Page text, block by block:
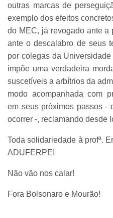
outras marcas de
exemplo dos efeitos
do MEC, já revogado ante a
ante o descalabro de seus
por colegas da
impõe uma verdadeira
suscetíveis a arbítrios da
modo acompanhada com
em seus próximos passos -
ocorrer -, reclamando desde
Toda solidariedade à profª.
ADUFERPE!
Não vão nos calar!
Fora Bolsonaro e Mourão!